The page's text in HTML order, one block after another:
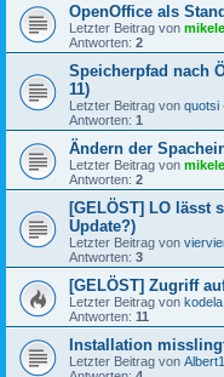
OpenOffice als
Letzter Beitrag von
Antworten: 2
Speicherpfad nach
11)
Letzter Beitrag von quotsi
Antworten: 1
Ändern der
Letzter Beitrag von
Antworten: 2
[GELÖST] LO lässt
Update?)
Letzter Beitrag von
Antworten: 3
[GELÖST] Zugriff
Letzter Beitrag von kodela
Antworten: 11
Installation
Letzter Beitrag von